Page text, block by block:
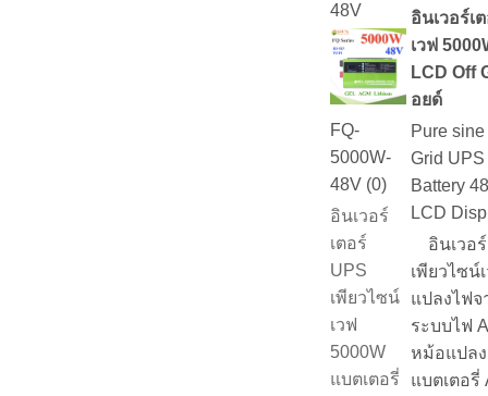
48V
FQ-
5000W-
48V (0)
อินเวอร์
เตอร์
UPS
เพียวไซน์
เวฟ
5000W
แบตเตอรี่
อินเวอร์เ
เวฟ
LCD Off
อยด์
Pure
Grid
Battery
LCD
อินเวอร์
เพียวไซน์
แปลงไฟจ
ระบบไฟ
หม้อแปลง
แบตเตอรี่